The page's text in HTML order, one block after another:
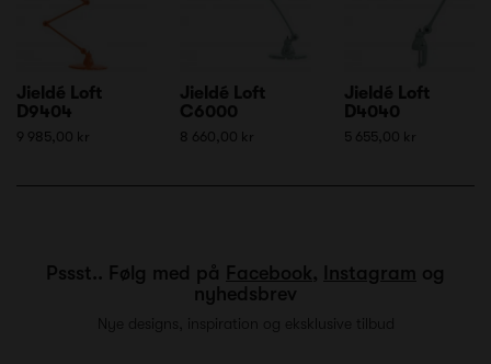
Jieldé Loft
D9404
9 985,00 kr
Jieldé Loft
C6000
8 660,00 kr
Jieldé Loft
D4040
5 655,00 kr
Pssst.. Følg med på Facebook, Instagram og
nyhedsbrev
Nye designs, inspiration og eksklusive tilbud